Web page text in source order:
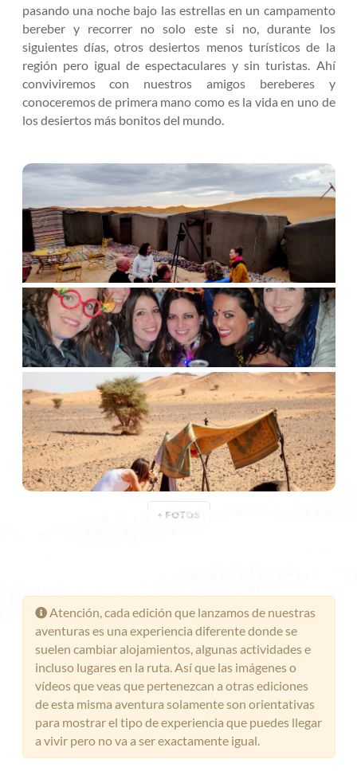
pasando una noche bajo las estrellas en un campamento
bereber y recorrer no solo este si no, durante los
siguientes días, otros desiertos menos turísticos de la
región pero igual de espectaculares y sin turistas. Ahí
conviviremos con nuestros amigos bereberes y
conoceremos de primera mano como es la vida en uno de
los desiertos más bonitos del mundo.
+ FOTOS
Atención, cada edición que lanzamos de nuestras
aventuras es una experiencia diferente donde se
suelen cambiar alojamientos, algunas actividades e
incluso lugares en la ruta. Así que las imágenes o
vídeos que veas que pertenezcan a otras ediciones
de esta misma aventura solamente son orientativas
para mostrar el tipo de experiencia que puedes llegar
a vivir pero no va a ser exactamente igual.